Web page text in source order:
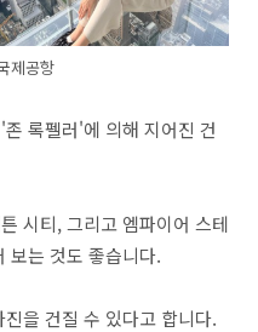
제공항
록펠러'에 의해 지어진 건
시티, 그리고 엠파이어 스테
보는 것도 좋습니다.
을 건질 수 있다고 합니다.